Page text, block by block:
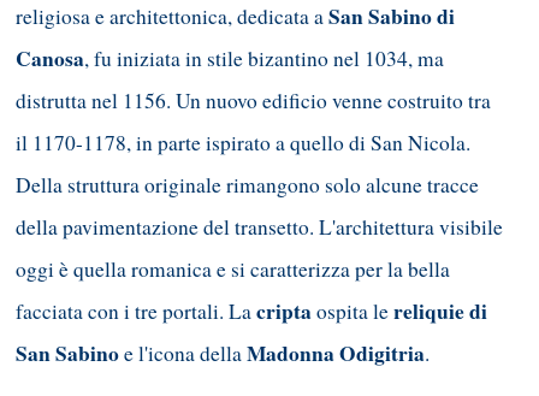
religiosa e architettonica, dedicata aSan Sabino di
Canosa, fu iniziata in stile bizantino nel 1034, ma
distrutta nel 1156. Un nuovo edificio venne costruito tra
il 1170-1178, in parte ispirato a quello di San Nicola.
Della struttura originale rimangono solo alcune tracce
della pavimentazione del transetto. L'architettura visibile
oggi è quella romanica e si caratterizza per la bella
facciata con i tre portali. Lacriptaospita lereliquie di
San Sabinoe l'icona dellaMadonna Odigitria.